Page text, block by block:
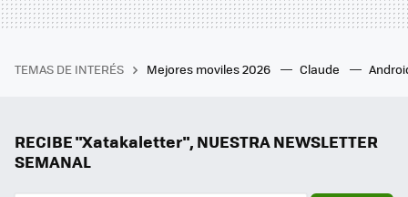
TEMAS DE INTERÉS Mejores moviles 2026 Claude
RECIBE "Xatakaletter", NUESTRA NEWSLETTER
SEMANAL